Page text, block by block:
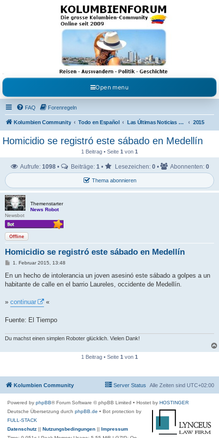
Kolumbienforum - Das
grosse Forum der
Freunde Kolumbiens
Reisen, Auswandern, Kultur, Politik, Geschichte und Visum in Kolumbien und Venezuela.
Austausch, Erfahrungen und Gemeinschaft im Kolumbienforum
Open menu
FAQ Forenregeln
Kolumbien Community Todo en Español Las Últimas Noticias en Español 2015
Homicidio se registró este sábado en Medellín
1 Beitrag • Seite 1 von 1
Thema abonnieren
Aufrufe: 1098• Beiträge: 1 • Lesezeichen: 0• Abonnenten: 0
Themenstarter
News Robot
Newsbot
Offline
Homicidio se registró este sábado en Medellín
B
i
r
1. Februar 2015, 13:48
En un hecho de intolerancia un joven asesinó este sábado a golpes a un
habitante de calle en el barrio Laureles, occidente de Medellín.
» continuar «
Fuente: El Tiempo
Du machst einen simplen Roboter glücklich. Vielen Dank!
1 Beitrag • Seite 1 von 1
Kolumbien Community Alle Zeiten sind UTC+02:00
Server Status
Powered by phpBB® Forum Software © phpBB Limited • Hostet by HOSTINGER
Deutsche Übersetzung durch phpBB.de • Bot protection by
FULL-STACK
Datenschutz || Nutzungsbedingungen || Impressum